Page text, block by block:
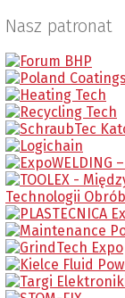
Nasz patronat